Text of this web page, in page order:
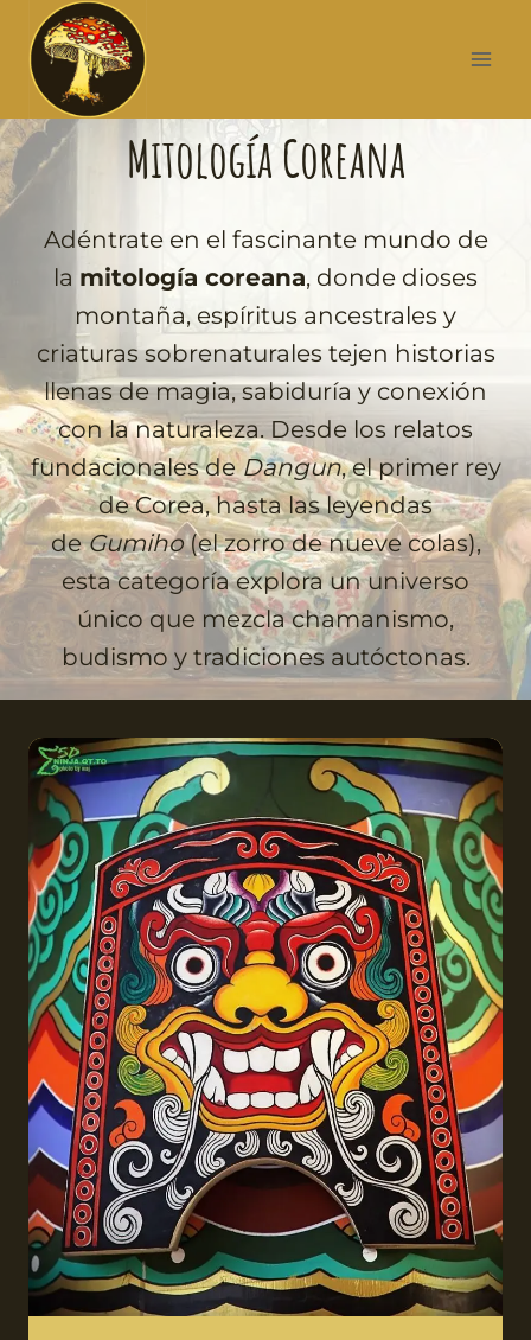
Mitología Coreana
Adéntrate en el fascinante mundo de
la mitología coreana, donde dioses
montaña, espíritus ancestrales y
criaturas sobrenaturales tejen historias
llenas de magia, sabiduría y conexión
con la naturaleza. Desde los relatos
fundacionales deDangun, el primer rey
de Corea, hasta las leyendas
deGumiho(el zorro de nueve colas),
esta categoría explora un universo
único que mezcla chamanismo,
budismo y tradiciones autóctonas.